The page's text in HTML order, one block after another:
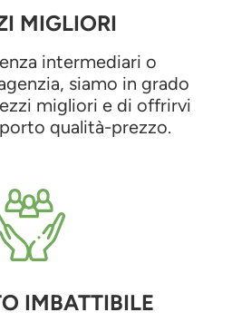
MIGLIORI
intermediari o
siamo in grado
migliori e di offrirvi
qualità-prezzo.
IMBATTIBILE